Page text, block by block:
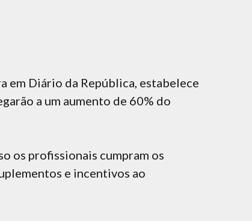
em Diário da República, estabelece
a um aumento de 60% do
os profissionais cumpram os
e incentivos ao